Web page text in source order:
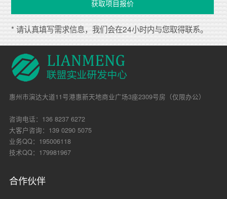
* 请认真填写需求信息，我们会在24小时内与您取得联系。
惠州市演达大道11号港惠新天地商业广场3座2309号房（仅限办公）
咨询电话：136 8237 6272
大客户咨询：139 0290 5075
业务QQ：195006118
技术QQ：179981967
合作伙伴